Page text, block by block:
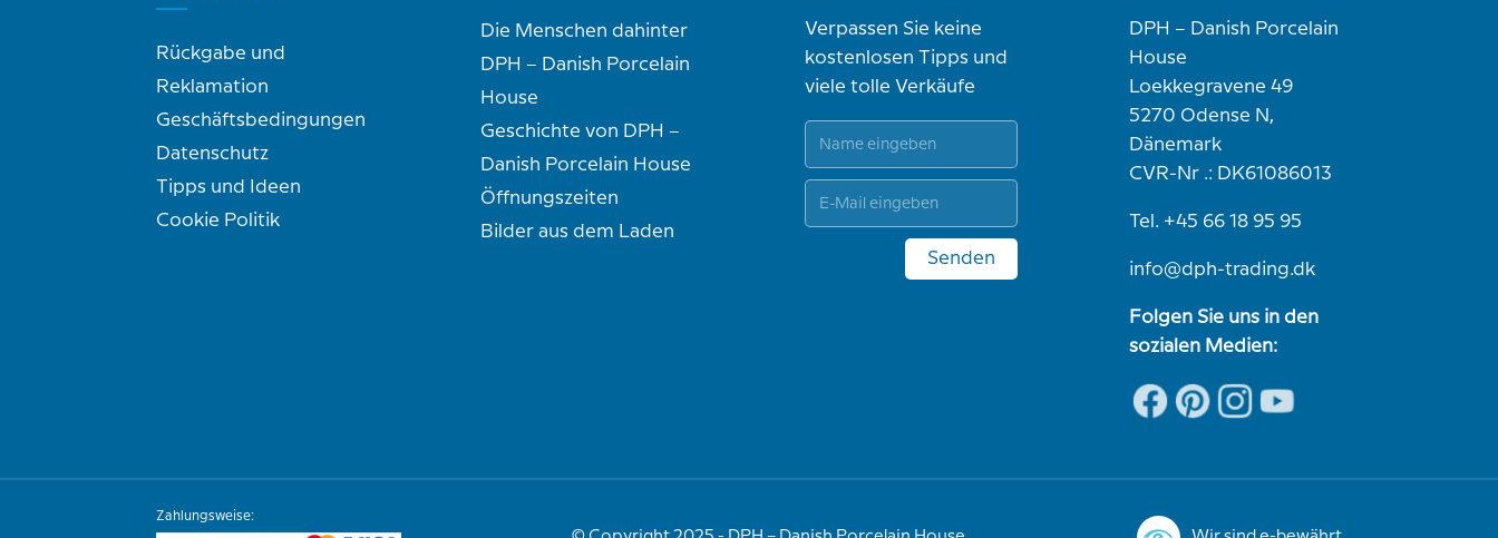
Rückgabe und
Reklamation
Geschäftsbedingungen
Datenschutz
Tipps und Ideen
Cookie Politik
Die Menschen dahinter
DPH – Danish Porcelain
House
Geschichte von DPH –
Danish Porcelain House
Öffnungszeiten
Bilder aus dem Laden
Verpassen Sie keine
kostenlosen Tipps und
viele tolle Verkäufe
Senden
DPH – Danish Porcelain
House
Loekkegravene 49
5270 Odense N,
Dänemark
CVR-Nr .: DK61086013
Tel. +45 66 18 95 95
info@dph-trading.dk
Folgen Sie uns in den
sozialen Medien:
Zahlungsweise: